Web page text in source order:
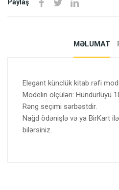
Paylaş
MƏLUMAT
Elegant künclük kitab rəfi
Modelin ölçüləri: Hündürlüyü
Rəng seçimi sərbəstdir.
Nağd ödənişlə və ya BirKart
bilərsiniz.